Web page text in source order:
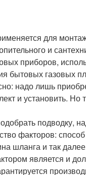
для
и
приборов,
бытовых газовых
надо лишь
и установить. Но
подводку,
факторов:
шланга и так
является и